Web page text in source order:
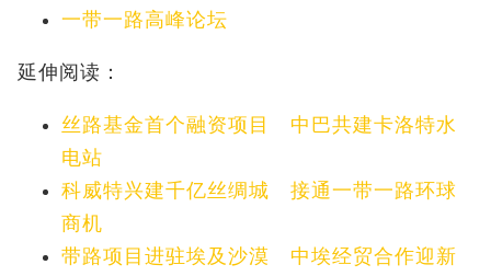
一带一路高峰论坛
延伸阅读：
丝路基金首个融资项目 中巴共建卡洛特水
电站
科威特兴建千亿丝绸城 接通一带一路环球
商机
带路项目进驻埃及沙漠 中埃经贸合作迎新